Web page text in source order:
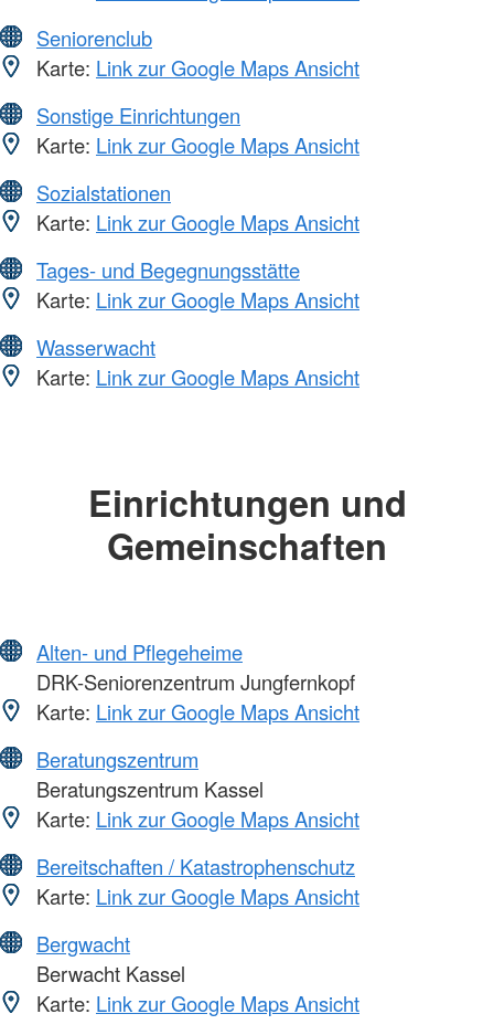
Seniorenclub
Karte: Link zur Google Maps Ansicht
Sonstige Einrichtungen
Karte: Link zur Google Maps Ansicht
Sozialstationen
Karte: Link zur Google Maps Ansicht
Tages- und Begegnungsstätte
Karte: Link zur Google Maps Ansicht
Wasserwacht
Karte: Link zur Google Maps Ansicht
Einrichtungen und
Gemeinschaften
Alten- und Pflegeheime
DRK-Seniorenzentrum Jungfernkopf
Karte: Link zur Google Maps Ansicht
Beratungszentrum
Beratungszentrum Kassel
Karte: Link zur Google Maps Ansicht
Bereitschaften / Katastrophenschutz
Karte: Link zur Google Maps Ansicht
Bergwacht
Berwacht Kassel
Karte: Link zur Google Maps Ansicht